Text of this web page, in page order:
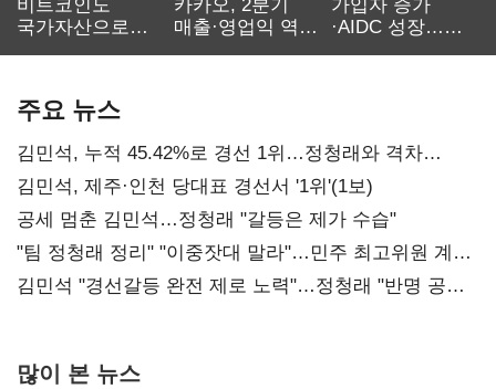
비트코인도
국가자산으로…'
카카오, 2분기
매출·영업익 역대
가입자 증가
·AIDC 성장…
주요 뉴스
김민석, 누적 45.42%로 경선 1위…정청래와 격차
0.86%p(2보)
김민석, 제주·인천 당대표 경선서 '1위'(1보)
공세 멈춘 김민석…정청래 "갈등은 제가 수습"
"팀 정청래 정리" "이중잣대 말라"…민주 최고위원 계파
다툼 격화
김민석 "경선갈등 완전 제로 노력"…정청래 "반명 공세
많이 본 뉴스